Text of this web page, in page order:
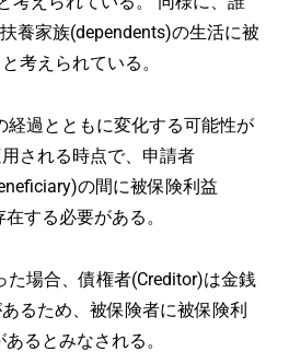
養家族(dependents)の生活に被
考えられている。
経過とともに変化する可能性が
される時点で、申請者
の間に被保険利益
する必要がある。
た場合、債権者(Creditor)は金銭
るため、被保険者に被保険利
るとみなされる。